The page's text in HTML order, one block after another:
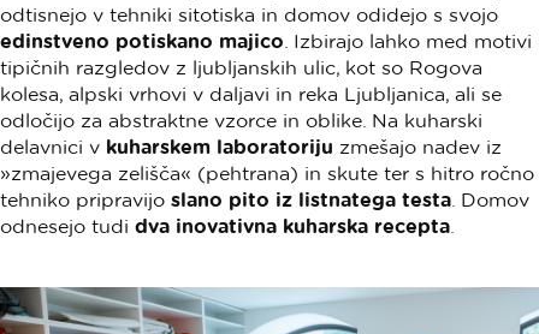
odtisnejo v tehniki sitotiska in domov odidejo s svojo
edinstveno potiskano majico . Izbirajo lahko med motivi
tipičnih razgledov z ljubljanskih ulic, kot so Rogova
kolesa, alpski vrhovi v daljavi in reka Ljubljanica, ali se
odločijo za abstraktne vzorce in oblike. Na kuharski
delavnici v kuharskem laboratoriju zmešajo nadev iz
»zmajevega zelišča« (pehtrana) in skute ter s hitro ročno
tehniko pripravijo slano pito iz listnatega testa . Domov
odnesejo tudi dva inovativna kuharska recepta